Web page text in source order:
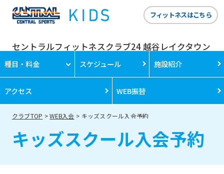
セントラルフィットネスクラブ24 越谷レイクタウン
フィットネスはこちら
種目・料金 スケジュール 施設紹介
アクセス WEB振替
クラブTOP WEB入会 キッズスクール入会予約
キッズスクール入会予約